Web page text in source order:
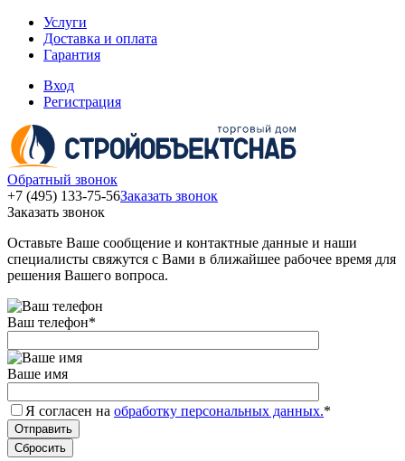
Услуги
Доставка и оплата
Гарантия
Вход
Регистрация
Обратный звонок
+7 (495) 133-75-56Заказать звонок
Заказать звонок
Оставьте Ваше сообщение и контактные данные и наши
специалисты свяжутся с Вами в ближайшее рабочее время для
решения Вашего вопроса.
Ваш телефон*
Ваше имя
Я согласен на обработку персональных данных.*